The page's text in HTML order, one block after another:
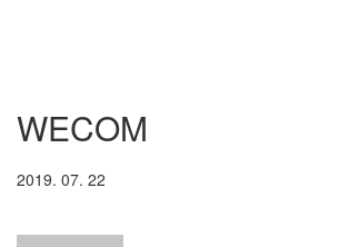
WECOM
2019. 07. 22